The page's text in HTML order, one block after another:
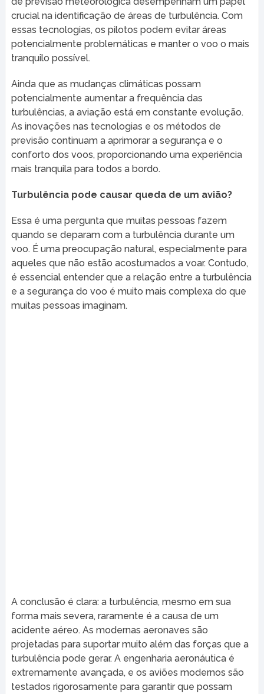
crucial na identificação de áreas de turbulência. Com
essas tecnologias, os pilotos podem evitar áreas
potencialmente problemáticas e manter o voo o mais
tranquilo possível.
Ainda que as mudanças climáticas possam
potencialmente aumentar a frequência das
turbulências, a aviação está em constante evolução.
As inovações nas tecnologias e os métodos de
previsão continuam a aprimorar a segurança e o
conforto dos voos, proporcionando uma experiência
mais tranquila para todos a bordo.
Turbulência pode causar queda de um avião?
Essa é uma pergunta que muitas pessoas fazem
quando se deparam com a turbulência durante um
voo. É uma preocupação natural, especialmente para
aqueles que não estão acostumados a voar. Contudo,
é essencial entender que a relação entre a turbulência
e a segurança do voo é muito mais complexa do que
muitas pessoas imaginam.
A conclusão é clara: a turbulência, mesmo em sua
forma mais severa, raramente é a causa de um
acidente aéreo. As modernas aeronaves são
projetadas para suportar muito além das forças que a
turbulência pode gerar. A engenharia aeronáutica é
extremamente avançada, e os aviões modernos são
testados rigorosamente para garantir que possam